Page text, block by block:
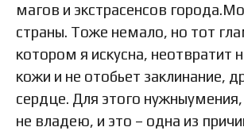
магов и экстрасенсов
страны. Тоже немало, но тот
котором я искусна, неотвратит
кожи и не отобьет заклинание,
сердце. Для этого
не владею, и это – одна из